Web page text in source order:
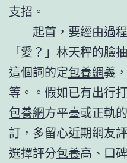
支招。
起首，要經由過
「愛？」林天秤的臉
這個詞的定包養網義
等。。假如已有出行
包養網方平臺或正軌
訂，多留心近期網友
選擇評分包養高、口